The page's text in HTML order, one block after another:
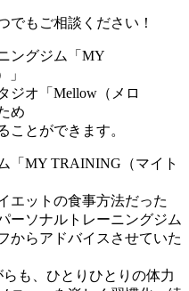
でもご相談ください！
ングジム「MY
」
ジオ「Mellow（メロ
め
ことができます。
「MY TRAINING（マイト
エットの食事方法だった
ーソナルトレーニングジム
からアドバイスさせていた
も、ひとりひとりの体力